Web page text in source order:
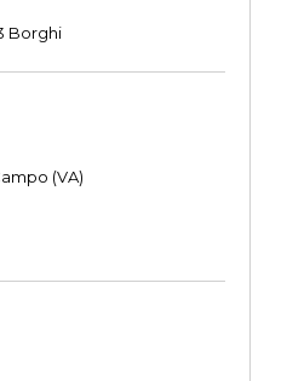
Borghi
(VA)